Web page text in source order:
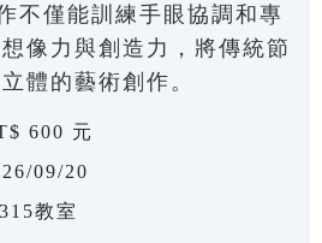
不僅能訓練手眼協調和專
像力與創造力，將傳統節
體的藝術創作。
600 元
09/20
教室